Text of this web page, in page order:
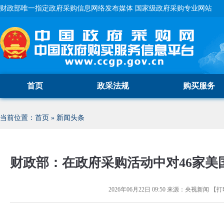
财政部唯一指定政府采购信息网络发布媒体 国家级政府采购专业网站
首页 政采法规 购买服务
当前位置： 首页 » 新闻头条
财政部：在政府采购活动中对46家
2026年06月22日 09:50来源： 央视新闻 【打